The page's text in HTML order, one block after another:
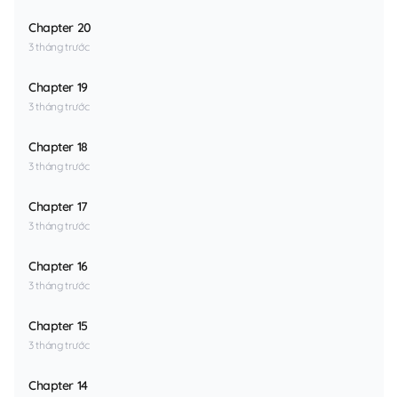
Chapter 20
3 tháng trước
Chapter 19
3 tháng trước
Chapter 18
3 tháng trước
Chapter 17
3 tháng trước
Chapter 16
3 tháng trước
Chapter 15
3 tháng trước
Chapter 14